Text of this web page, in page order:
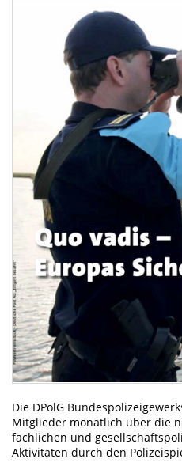
Die DPolG
Mitglieder monatlich über die
fachlichen und
Aktivitäten durch den